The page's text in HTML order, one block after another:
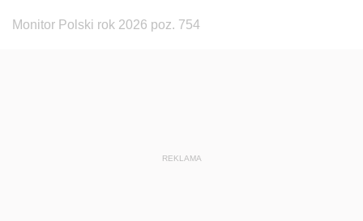
Monitor Polski rok 2026 poz. 754
REKLAMA